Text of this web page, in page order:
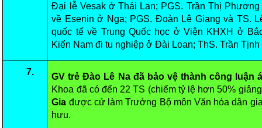
Đại lễ Vesak ở Thái Lan; PGS. Trần Thị
về Esenin ở Nga; PGS. Đoàn Lê Giang và TS.
quốc tế về Trung Quốc học ở Viện KHXH ở
Kiến Nam đi tu nghiệp ở Đài Loan; ThS. Trần
7.
GV trẻ Đào Lê Na đã bảo vệ thành công luận
Khoa đã có đến 22 TS (chiếm tỷ lệ hơn 50%
Gia được cử làm Trưởng Bộ môn Văn hóa dân
hưu.